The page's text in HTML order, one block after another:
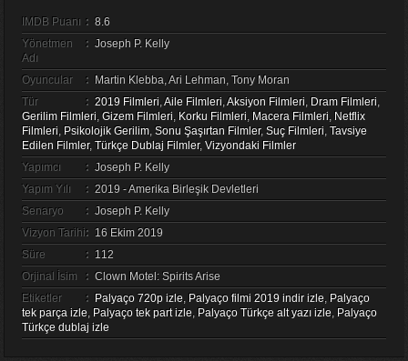
IMDB Puanı : 8.6
Yönetmen
Adı
: Joseph P. Kelly
Oyuncular : Martin Klebba, Ari Lehman, Tony Moran
Tür
: 2019 Filmleri,Aile Filmleri,Aksiyon Filmleri, Dram Filmleri,
Gerilim Filmleri, Gizem Filmleri, Korku Filmleri, Macera Filmleri, Netflix
Filmleri, Psikolojik Gerilim, Sonu Şaşırtan Filmler, Suç Filmleri, Tavsiye
Edilen Filmler, Türkçe Dublaj Filmler, Vizyondaki Filmler
Yapımcı
: Joseph P. Kelly
Yapım Yılı
: 2019 - Amerika Birleşik Devletleri
Senaryo
: Joseph P. Kelly
Vizyon Tarihi: 16 Ekim 2019
Süre
: 112
Orjinal İsim
: Clown Motel: Spirits Arise
Etiketler
: Palyaço 720p izle, Palyaço filmi 2019 indir izle, Palyaço
tek parça izle, Palyaço tek part izle, Palyaço Türkçe alt yazı izle, Palyaço
Türkçe dublaj izle